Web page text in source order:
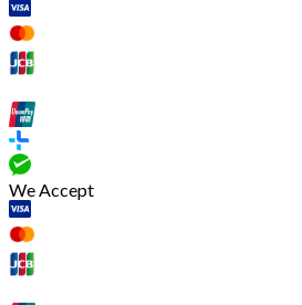
We Accept